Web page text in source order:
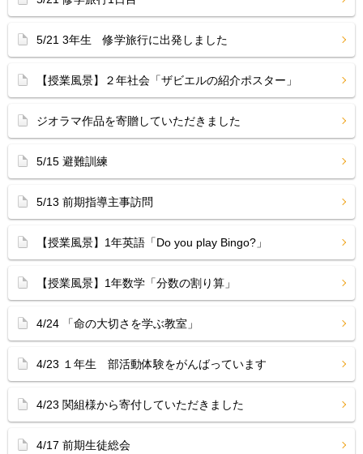
5/21 3年生 修学旅行に出発しました
【授業風景】２年社会「ザビエルの紹介ポスター」
ジオラマ作品を寄贈していただきました
5/15 避難訓練
5/13 前期指導主事訪問
【授業風景】1年英語「Do you play Bingo?」
【授業風景】1年数学「分数の割り算」
4/24 「命の大切さを学ぶ教室」
4/23 １年生 部活動体験をがんばっています
4/23 関組様から寄付していただきました
4/17 前期生徒総会